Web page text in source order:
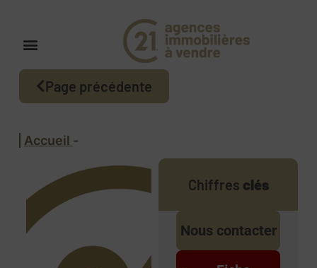
Page précédente
Accueil -
Chiffres clés
Nous contacter